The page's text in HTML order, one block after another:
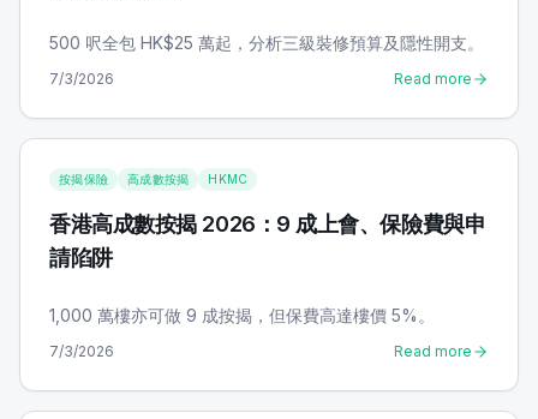
500 呎全包 HK$25 萬起，分析三級裝修預算及隱性開支。
7/3/2026 Read more
按揭保險 高成數按揭 HKMC
香港高成數按揭 2026：9 成上會、保險費與申
請陷阱
1,000 萬樓亦可做 9 成按揭，但保費高達樓價 5%。
7/3/2026 Read more